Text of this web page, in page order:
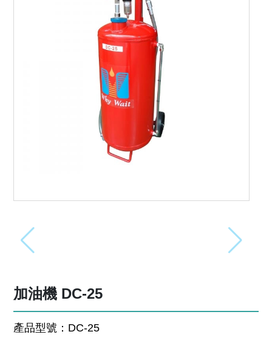
加油機 DC-25
產品型號：DC-25